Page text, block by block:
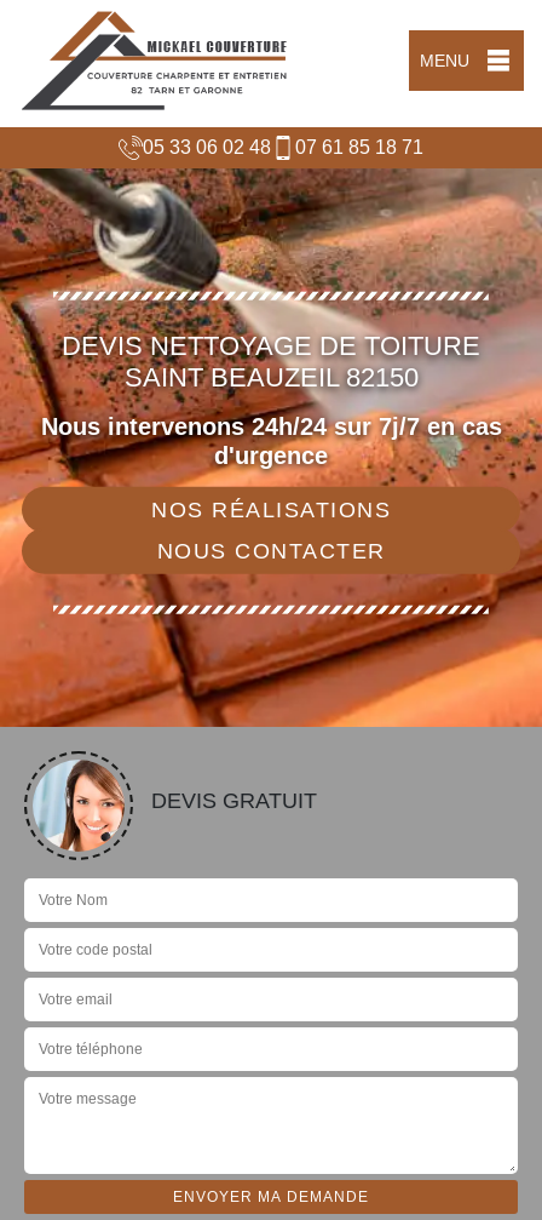
MENU
05 33 06 02 48 07 61 85 18 71
DEVIS NETTOYAGE DE TOITURE
SAINT BEAUZEIL 82150
Nous intervenons 24h/24 sur 7j/7 en cas
d'urgence
NOS RÉALISATIONS
NOUS CONTACTER
DEVIS GRATUIT